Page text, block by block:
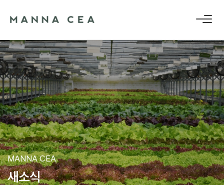
MANNA CEA
새소식